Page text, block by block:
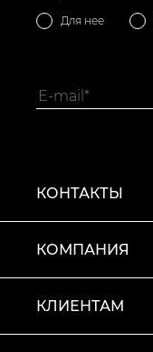
Для нее
КОНТАКТЫ
КОМПАНИЯ
КЛИЕНТАМ